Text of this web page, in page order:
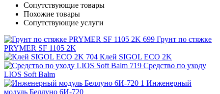
Сопутствующие товары
Похожие товары
Сопутствующие услуги
Грунт по стяжке
PRYMER SF 1105 2K
Клей SIGOL ECO 2K
Средство по уходу
LIOS Soft Balm
Инженерный
модуль Беллуно 6И-720